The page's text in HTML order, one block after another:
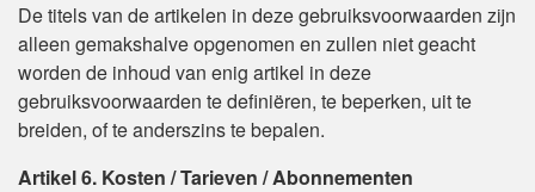
De titels van de artikelen in deze gebruiksvoorwaarden zijn
alleen gemakshalve opgenomen en zullen niet geacht
worden de inhoud van enig artikel in deze
gebruiksvoorwaarden te definiëren, te beperken, uit te
breiden, of te anderszins te bepalen.
Artikel 6. Kosten / Tarieven / Abonnementen